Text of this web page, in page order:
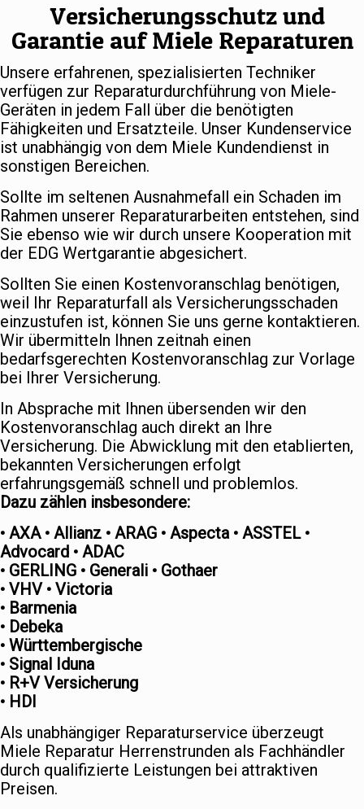
Versicherungsschutz und
Garantie auf Miele Reparaturen
Unsere erfahrenen, spezialisierten Techniker
verfügen zur Reparaturdurchführung von Miele-
Geräten in jedem Fall über die benötigten
Fähigkeiten und Ersatzteile. Unser Kundenservice
ist unabhängig von dem Miele Kundendienst in
sonstigen Bereichen.
Sollte im seltenen Ausnahmefall ein Schaden im
Rahmen unserer Reparaturarbeiten entstehen, sind
Sie ebenso wie wir durch unsere Kooperation mit
der EDG Wertgarantie abgesichert.
Sollten Sie einen Kostenvoranschlag benötigen,
weil Ihr Reparaturfall als Versicherungsschaden
einzustufen ist, können Sie uns gerne kontaktieren.
Wir übermitteln Ihnen zeitnah einen
bedarfsgerechten Kostenvoranschlag zur Vorlage
bei Ihrer Versicherung.
In Absprache mit Ihnen übersenden wir den
Kostenvoranschlag auch direkt an Ihre
Versicherung. Die Abwicklung mit den etablierten,
bekannten Versicherungen erfolgt
erfahrungsgemäß schnell und problemlos.
Dazu zählen insbesondere:
• AXA • Allianz • ARAG • Aspecta • ASSTEL •
Advocard • ADAC
• GERLING • Generali • Gothaer
• VHV • Victoria
• Barmenia
• Debeka
• Württembergische
• Signal Iduna
• R+V Versicherung
• HDI
Als unabhängiger Reparaturservice überzeugt
Miele Reparatur Herrenstrunden als Fachhändler
durch qualifizierte Leistungen bei attraktiven
Preisen.